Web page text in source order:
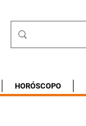
HORÓSCOPO